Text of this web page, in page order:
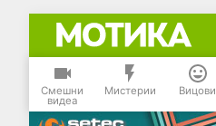
Смешни
видеа
Мистерии Вицови